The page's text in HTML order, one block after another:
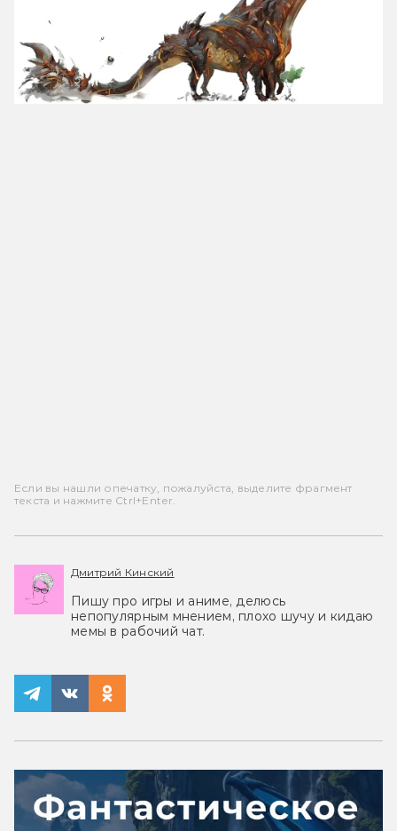
Если вы нашли опечатку, пожалуйста, выделите фрагмент
текста и нажмите Ctrl+Enter.
Дмитрий Кинский
Пишу про игры и аниме, делюсь
непопулярным мнением, плохо шучу и кидаю
мемы в рабочий чат.